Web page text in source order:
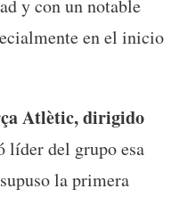
y con un notable
en el inicio
Atlètic, dirigido
líder del grupo esa
la primera